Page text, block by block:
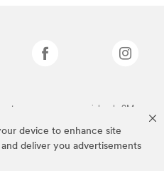
device to enhance site
deliver you advertisements
son marcas comerciales de 3M.